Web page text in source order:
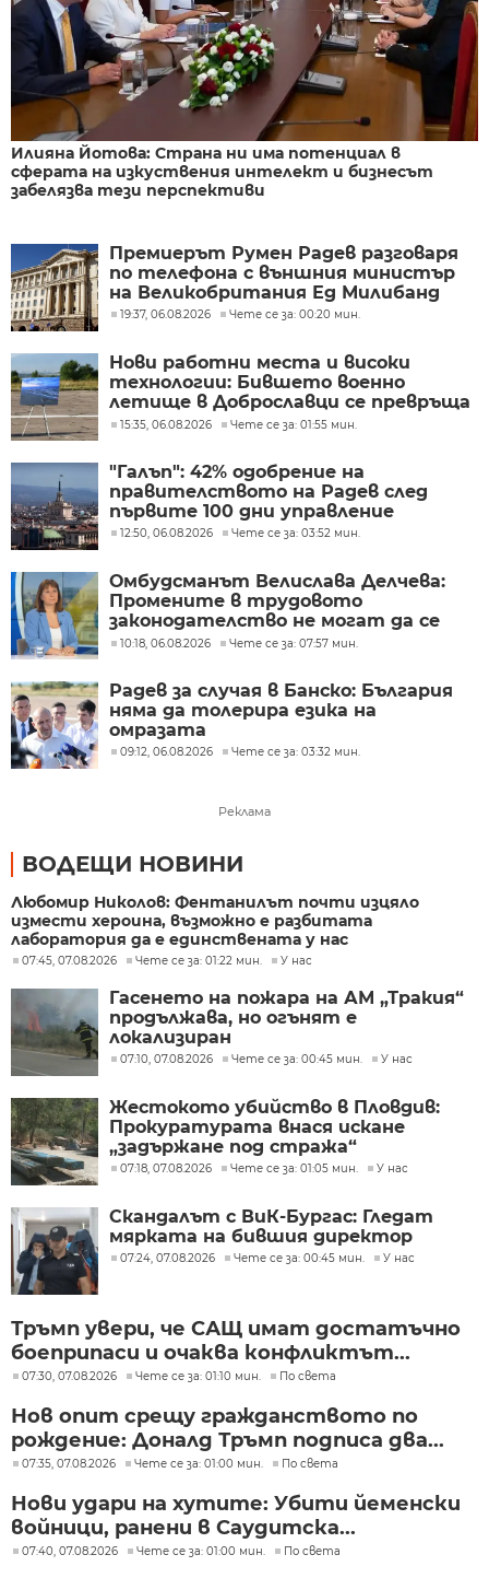
Илияна Йотова: Страна ни има потенциал в
сферата на изкуствения интелект и бизнесът
забелязва тези перспективи
Премиерът Румен Радев разговаря
по телефона с външния министър
на Великобритания Ед Милибанд
19:37, 06.08.2026 Чете се за: 00:20 мин.
Нови работни места и високи
технологии: Бившето военно
летище в Доброславци се превръща
в голям космически център
15:35, 06.08.2026 Чете се за: 01:55 мин.
"Галъп": 42% одобрение на
правителството на Радев след
първите 100 дни управление
12:50, 06.08.2026 Чете се за: 03:52 мин.
Омбудсманът Велислава Делчева:
Промените в трудовото
законодателство не могат да се
правят през бюджета
10:18, 06.08.2026 Чете се за: 07:57 мин.
Радев за случая в Банско: България
няма да толерира езика на
омразата
09:12, 06.08.2026 Чете се за: 03:32 мин.
Реклама
ВОДЕЩИ НОВИНИ
Любомир Николов: Фентанилът почти изцяло
измести хероина, възможно е разбитата
лаборатория да е единствената у нас
07:45, 07.08.2026 Чете се за: 01:22 мин. У нас
Гасенето на пожара на АМ „Тракия“
продължава, но огънят е
локализиран
07:10, 07.08.2026 Чете се за: 00:45 мин. У нас
Жестокото убийство в Пловдив:
Прокуратурата внася искане
„задържане под стража“
07:18, 07.08.2026 Чете се за: 01:05 мин. У нас
Скандалът с ВиК-Бургас: Гледат
мярката на бившия директор
07:24, 07.08.2026 Чете се за: 00:45 мин. У нас
Тръмп увери, че САЩ имат достатъчно
боеприпаси и очаква конфликтът...
07:30, 07.08.2026 Чете се за: 01:10 мин. По света
Нов опит срещу гражданството по
рождение: Доналд Тръмп подписа два...
07:35, 07.08.2026 Чете се за: 01:00 мин. По света
Нови удари на хутите: Убити йеменски
войници, ранени в Саудитска...
07:40, 07.08.2026 Чете се за: 01:00 мин. По света